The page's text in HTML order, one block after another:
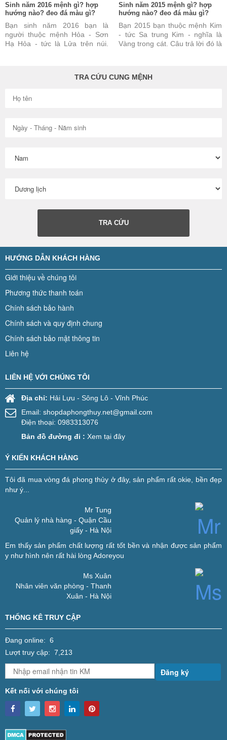
Sinh năm 2016 mệnh gì? hợp
hướng nào? đeo đá màu gì?
Bạn sinh năm 2016 bạn là
người thuộc mệnh Hỏa - Sơn
Hạ Hỏa - tức là Lửa trên núi.
Sinh năm 2015 mệnh gì? hợp
hướng nào? đeo đá màu gì?
Bạn 2015 bạn thuộc mệnh Kim
- tức Sa trung Kim - nghĩa là
Vàng trong cát. Câu trả lời đó là
TRA CỨU CUNG MỆNH
TRA CỨU
HƯỚNG DẪN KHÁCH HÀNG
Giới thiệu về chúng tôi
Phương thức thanh toán
Chính sách bảo hành
Chính sách và quy định chung
Chính sách bảo mật thông tin
Liên hệ
LIÊN HỆ VỚI CHÚNG TÔI
Địa chỉ: Hải Lựu - Sông Lô - Vĩnh Phúc
Email: shopdaphongthuy.net@gmail.com
Điện thoại: 0983313076
Bản đồ đường đi : Xem tại đây
Ý KIẾN KHÁCH HÀNG
Tôi đã mua vòng đá phong thủy ở đây, sản phẩm rất okie, bền đẹp
như ý...
Mr Tung
Quản lý nhà hàng - Quận Cầu
giấy - Hà Nội
Em thấy sản phẩm chất lượng rất tốt bền và nhận được sản phẩm
y như hình nên rất hài lòng Adoreyou
Ms Xuân
Nhân viên văn phòng - Thanh
Xuân - Hà Nội
THỐNG KÊ TRUY CẬP
Đang online: 6
Lượt truy cập: 7,213
Đăng ký
Kết nối với chúng tôi